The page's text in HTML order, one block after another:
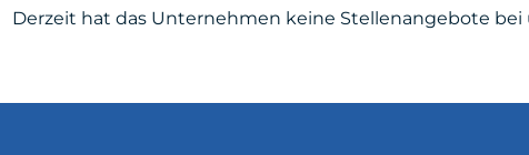
Derzeit hat das Unternehmen keine Stellenangebote